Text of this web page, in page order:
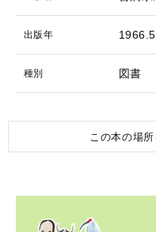
出版年 1966.5
種別 図書
この本の場